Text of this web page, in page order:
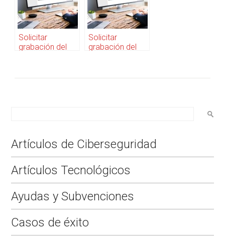
Factura
Electrónica
Solicitar
grabación del
Ley “Crea y
Solicitar
grabación del
Crece”: ¿Cómo
Artículos de Ciberseguridad
Artículos Tecnológicos
Ayudas y Subvenciones
Casos de éxito